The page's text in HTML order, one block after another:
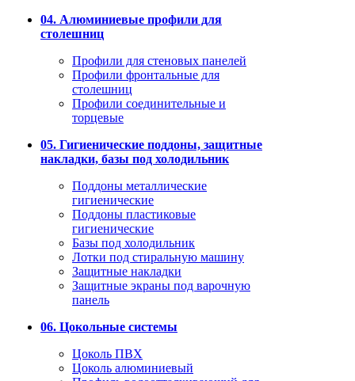
04. Алюминиевые профили для
столешниц
Профили для стеновых панелей
Профили фронтальные для
столешниц
Профили соединительные и
торцевые
05. Гигиенические поддоны, защитные
накладки, базы под холодильник
Поддоны металлические
гигиенические
Поддоны пластиковые
гигиенические
Базы под холодильник
Лотки под стиральную машину
Защитные накладки
Защитные экраны под варочную
панель
06. Цокольные системы
Цоколь ПВХ
Цоколь алюминиевый